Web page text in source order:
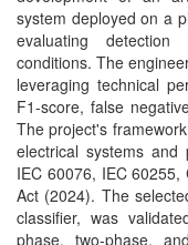
system deployed on a
evaluating detection
conditions. The
leveraging technical
F1-score, false
The project's
electrical systems and
IEC 60076, IEC
Act (2024). The
classifier, was
phase, two-phase,